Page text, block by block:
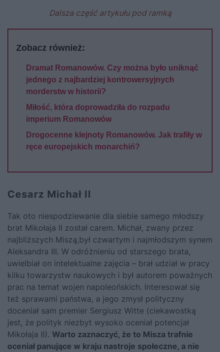
Dalsza część artykułu pod ramką
Zobacz również:
Dramat Romanowów. Czy można było uniknąć
jednego z najbardziej kontrowersyjnych
morderstw w historii?
Miłość, która doprowadziła do rozpadu
imperium Romanowów
Drogocenne klejnoty Romanowów. Jak trafiły w
ręce europejskich monarchiń?
Cesarz Michał II
Tak oto niespodziewanie dla siebie samego młodszy
brat Mikołaja II został carem. Michał, zwany przez
najbliższych Miszą,był czwartym i najmłodszym synem
Aleksandra III. W odróżnieniu od starszego brata,
uwielbiał on intelektualne zajęcia – brał udział w pracy
kilku towarzystw naukowych i był autorem poważnych
prac na temat wojen napoleońskich. Interesował się
też sprawami państwa, a jego zmysł polityczny
doceniał sam premier Sergiusz Witte (ciekawostką
jest, że polityk niezbyt wysoko oceniał potencjał
Mikołaja II). Warto zaznaczyć, że to Misza trafnie
oceniał panujące w kraju nastroje społeczne, a nie